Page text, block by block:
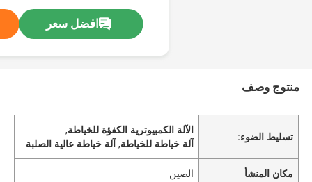
افضل سعر
منتوج وصف
تسليط الضوء:
الآلة الكمبيوترية الكفؤة للخياطة,
آلة خياطة للخياطة,آلة خياطة عالية الصلبة
مكان المنشأ الصين